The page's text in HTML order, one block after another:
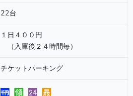
22台
１日４００円
（入庫後２４時間毎）
チケットパーキング